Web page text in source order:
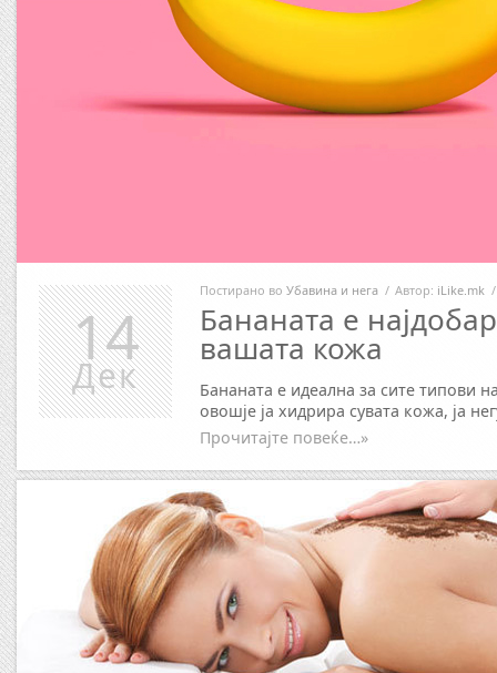
Постирано во Убавина и нега / Автор: iLike.mk /
Бананата е
вашата кожа
Бананата е идеална за сите типови
овошје ја хидрира сувата кожа, ја
Прочитајте повеќе…»
14
Дек